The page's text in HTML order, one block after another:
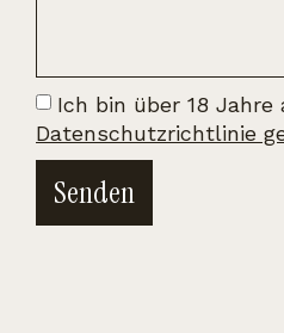
Ich bin über 18
Datenschutzrichtlinie
Senden